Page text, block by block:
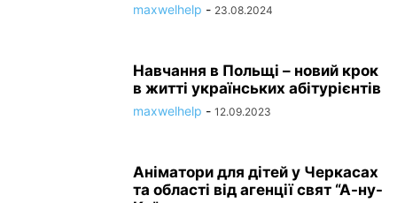
maxwelhelp - 23.08.2024
Навчання в Польщі – новий крок
в житті українських абітурієнтів
maxwelhelp - 12.09.2023
Аніматори для дітей у Черкасах
та області від агенції свят “А-ну-